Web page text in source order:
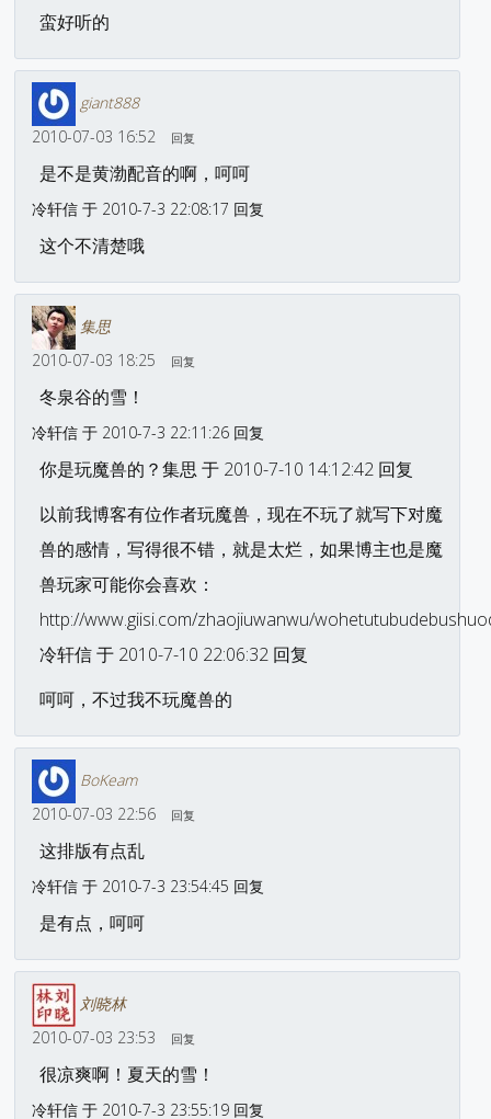
蛮好听的
giant888
2010-07-03 16:52
回复
是不是黄渤配音的啊，呵呵
冷轩信 于 2010-7-3 22:08:17 回复
这个不清楚哦
集思
2010-07-03 18:25
回复
冬泉谷的雪！
冷轩信 于 2010-7-3 22:11:26 回复
你是玩魔兽的？集思 于 2010-7-10 14:12:42 回复
以前我博客有位作者玩魔兽，现在不玩了就写下对魔
兽的感情，写得很不错，就是太烂，如果博主也是魔
兽玩家可能你会喜欢：
http://www.giisi.com/zhaojiuwanwu/
冷轩信 于 2010-7-10 22:06:32 回复
呵呵，不过我不玩魔兽的
BoKeam
2010-07-03 22:56
回复
这排版有点乱
冷轩信 于 2010-7-3 23:54:45 回复
是有点，呵呵
刘晓林
2010-07-03 23:53
回复
很凉爽啊！夏天的雪！
冷轩信 于 2010-7-3 23:55:19 回复